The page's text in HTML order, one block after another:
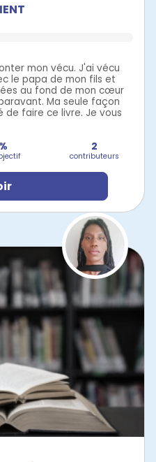
mon vécu. J'ai vécu
le papa de mon fils et
au fond de mon cœur
Ma seule façon
faire ce livre. Je vous
2
contributeurs